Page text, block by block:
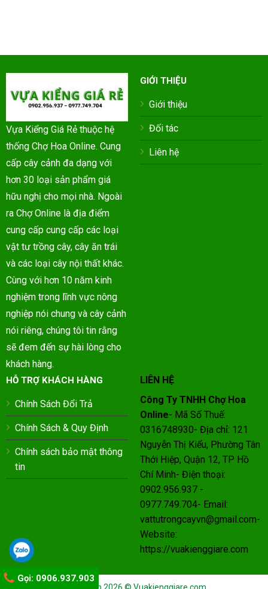
Vựa Kiểng Giá Rẻ thuộc hệ
thống Chợ Hoa Online. Cung
cấp cây cảnh đa dạng với
hơn 30 loại sản phẩm giá
hữu nghị cho mọi nhà. Ngoài
ra Chợ Online là địa điểm
cung cấp cung cấp các loại
vật tư trồng cây, cây ăn trái
và các loại cây nội thất khác.
Cùng với hơn 10 năm kinh
nghiệm trong lĩnh vực nông
nghiệp nói chung và cây cảnh
nói riêng, chúng tôi tin rằng
sẽ đem đến sự hài lòng cho
khách hàng.
GIỚI THIỆU
Giới thiệu
Đối tác
Liên hệ
HỖ TRỢ KHÁCH HÀNG
Chính Sách Đổi Trả
Chính Sách & Quy Định
Chính sách bảo mật thông
tin
LIÊN HỆ
Công Ty TNHH Chợ Hoa
Online- Mã Số Thuế:
0316748930- Địa chỉ: 121
Nguyễn Thị Kiểu, Phường Tân
Thới Hiệp, Quận 12, TP Hồ
Chí Minh- Điện thoại:
0902.956.937 -
0977.749.704- Email:
vattutrongcayvn@gmail.com-
Website:
https://vuakienggiare.com
Gọi: 0906.937.903